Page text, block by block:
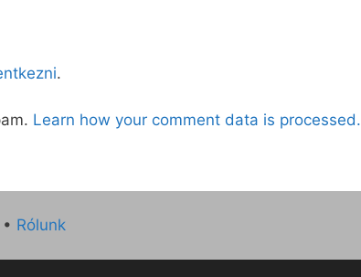
.
Learn how your comment data is processed.
• Rólunk